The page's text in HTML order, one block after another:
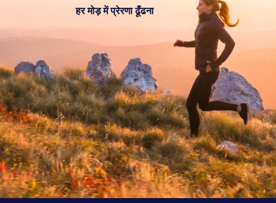
हर मोड़ में प्रेरणा ढूँढना